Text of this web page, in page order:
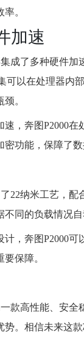
。
加速
成了多种硬件加
可以在处理器内
。
速，奔图P2000
密功能，保障了数
22纳米工艺，
同的负载情况
计，奔图P2000
保障。
一款高性能、安
势。相信未来这